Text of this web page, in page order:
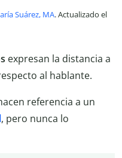
Suárez, MA. Actualizado el
expresan la distancia a
al hablante.
referencia a un
, pero nunca lo